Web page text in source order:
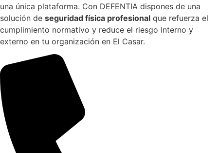
una única plataforma. Con DEFENTIA dispones de una
solución de seguridad física profesional que refuerza el
cumplimiento normativo y reduce el riesgo interno y
externo en tu organización en El Casar.